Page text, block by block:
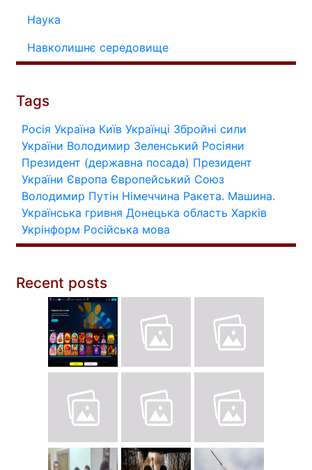
Наука
Навколишнє середовище
Tags
Росія Україна Київ Українці Збройні сили
України Володимир Зеленський Росіяни
Президент (державна посада) Президент
України Європа Європейський Союз
Володимир Путін Німеччина Ракета. Машина.
Українська гривня Донецька область Харків
Укрінформ Російська мова
Recent posts